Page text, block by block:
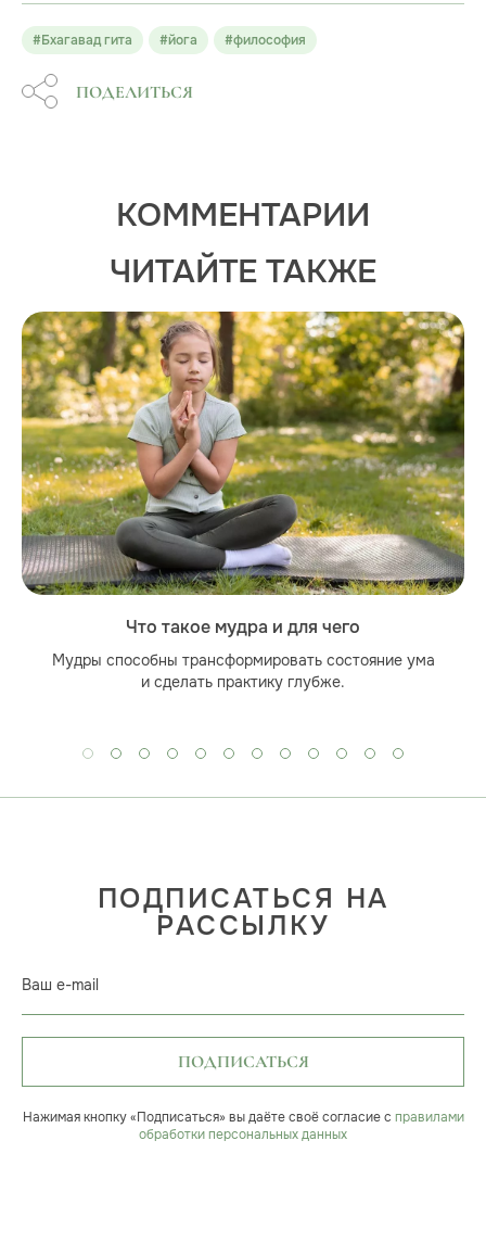
#Бхагавад гита #йога #философия
ПОДЕЛИТЬСЯ
КОММЕНТАРИИ
ЧИТАЙТЕ ТАКЖЕ
Что такое мудра и для чего
Мудры способны трансформировать состояние ума
и сделать практику глубже.
ПОДПИСАТЬСЯ НА
РАССЫЛКУ
Ваш e-mail
ПОДПИСАТЬСЯ
Нажимая кнопку «Подписаться» вы даёте своё согласие с правилами
обработки персональных данных